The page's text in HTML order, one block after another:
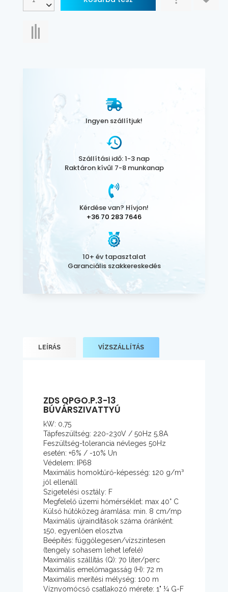
Ingyen szállítjuk!
Szállítási idő: 1-3 nap
Raktáron kívűl 7-8 munkanap
Kérdése van? Hívjon!
+36 70 283 7646
10+ év tapasztalat
Garanciális szakkereskedés
LEÍRÁS VÍZSZÁLLÍTÁS
ZDS QPGO.P.3-13
BÚVÁRSZIVATTYÚ
kW: 0,75
Tápfeszültség: 220-230V / 50Hz 5,8A
Feszültség-tolerancia névleges 50Hz
esetén: +6% / -10% Un
Védelem: IP68
Maximális homoktűrő-képesség: 120 g/m³
jól ellenáll
Szigetelési osztály: F
Megfelelő üzemi hőmérséklet: max 40° C
Külső hűtőközeg áramlása: min. 8 cm/mp
Maximális újraindítások száma óránként:
150, egyenlően elosztva
Beépítés: függőlegesen/vízszintesen
(tengely sohasem lehet lefelé)
Maximális szállítás (Q): 70 liter/perc
Maximális emelőmagasság (H): 72 m
Maximális merítési mélység: 100 m
Víznyomócső csatlakozó mérete: 1" ¼ G-F